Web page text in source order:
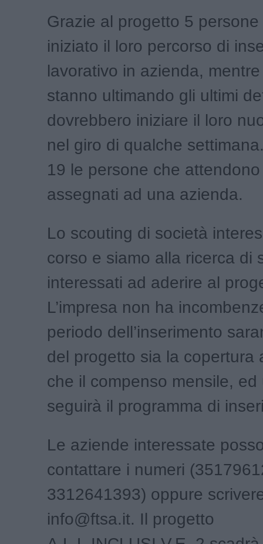
Grazie al progetto 5
iniziato il loro percorso di
lavorativo in azienda,
stanno ultimando gli ultimi
dovrebbero iniziare il loro
nel giro di qualche
19 le persone che
assegnati ad una azienda.
Lo scouting di società
corso e siamo alla ricerca di
interessati ad aderire al
L’impresa non ha
periodo dell’inserimento
del progetto sia la copertura
che il compenso mensile, ed
seguirà il programma di
Le aziende interessate
contattare i numeri
3312641393) oppure
info@ftsa.it. Il progetto